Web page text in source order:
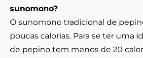
sunomono?
O sunomono tradicional de
poucas calorias. Para se ter uma
de pepino tem menos de 20